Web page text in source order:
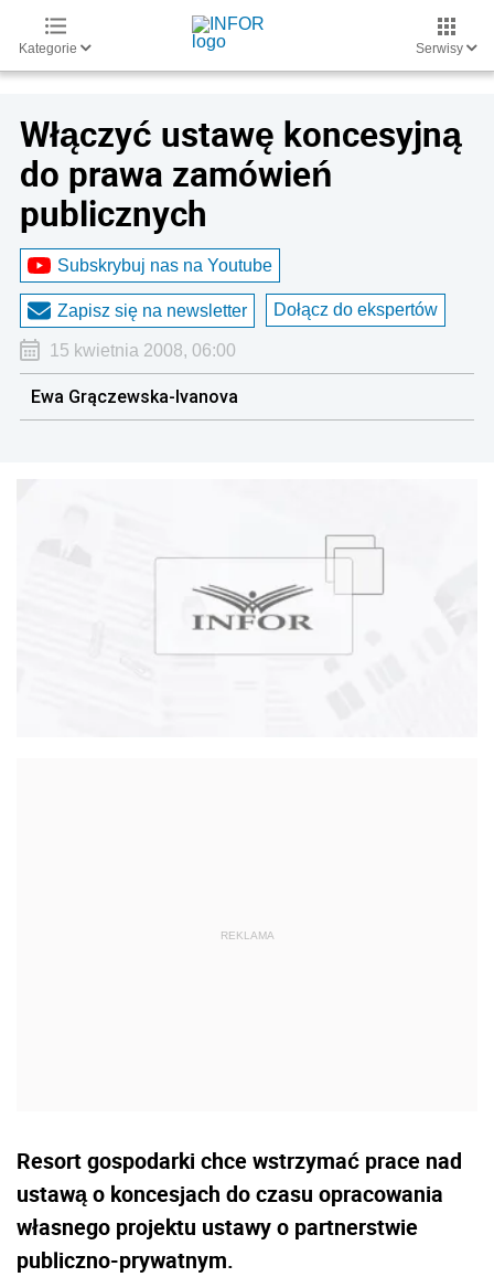
Kategorie Serwisy
Włączyć ustawę koncesyjną
do prawa zamówień
publicznych
Subskrybuj nas na Youtube
Zapisz się na newsletter Dołącz do ekspertów
15 kwietnia 2008, 06:00
Ewa Grączewska-Ivanova
Resort gospodarki chce wstrzymać prace nad
ustawą o koncesjach do czasu opracowania
własnego projektu ustawy o partnerstwie
publiczno-prywatnym.